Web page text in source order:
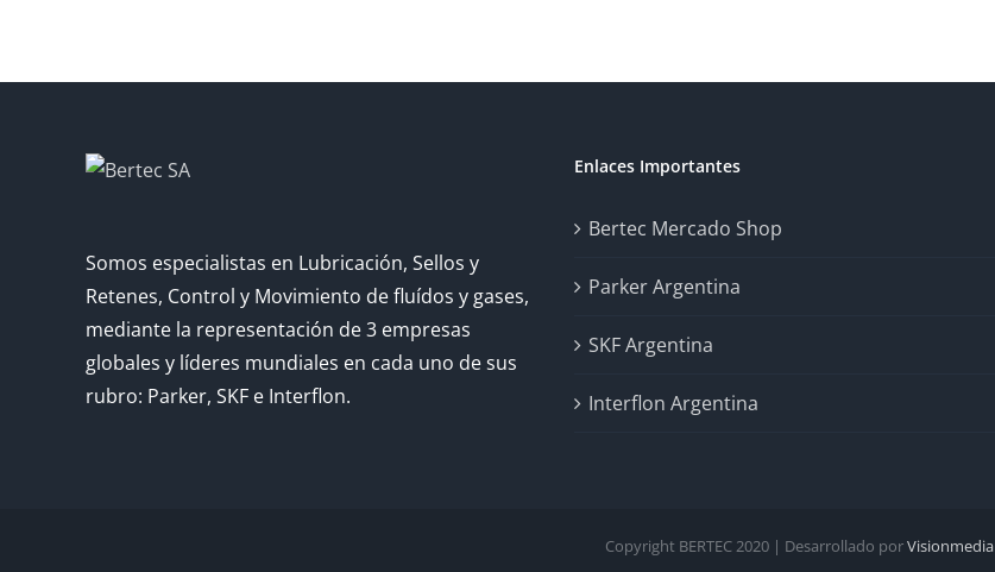
Somos especialistas en Lubricación, Sellos y
Retenes, Control y Movimiento de fluídos y gases,
mediante la representación de 3 empresas
globales y líderes mundiales en cada uno de sus
rubro: Parker, SKF e Interflon.
Enlaces Importantes
Bertec Mercado Shop
Parker Argentina
SKF Argentina
Interflon Argentina
Copyright BERTEC 2020 | Desarrollado porVisionmedia